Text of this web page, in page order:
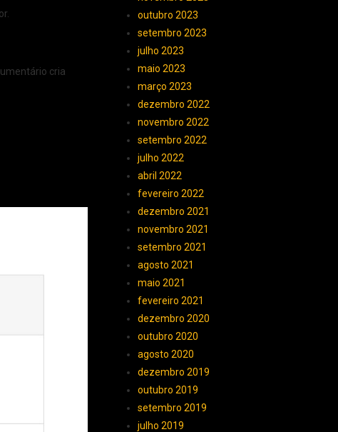
cria
outubro 2023
setembro 2023
julho 2023
maio 2023
março 2023
dezembro 2022
novembro 2022
setembro 2022
julho 2022
abril 2022
fevereiro 2022
dezembro 2021
novembro 2021
setembro 2021
agosto 2021
maio 2021
fevereiro 2021
dezembro 2020
outubro 2020
agosto 2020
dezembro 2019
outubro 2019
setembro 2019
julho 2019